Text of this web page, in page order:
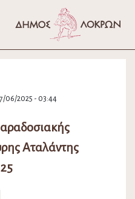
06/2025 - 03:44
Αταλάντης